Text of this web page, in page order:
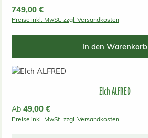
Regulärer Preis:
749,00 €
Preise inkl. MwSt. zzgl. Versandkosten
In den Warenkorb
Elch ALFRED
Regulärer Preis:
Ab 49,00 €
Preise inkl. MwSt. zzgl. Versandkosten